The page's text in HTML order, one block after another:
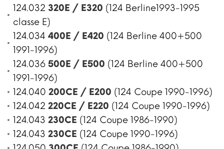
124.032 320E / E320 (124 Berline1993-1995
classe E)
124.034 400E / E420 (124 Berline 400+500
1991-1996)
124.036 500E / E500 (124 Berline 400+500
1991-1996)
124.040 200CE / E200 (124 Coupe 1990-1996)
124.042 220CE / E220 (124 Coupe 1990-1996)
124.043 230CE (124 Coupe 1986-1990)
124.043 230CE (124 Coupe 1990-1996)